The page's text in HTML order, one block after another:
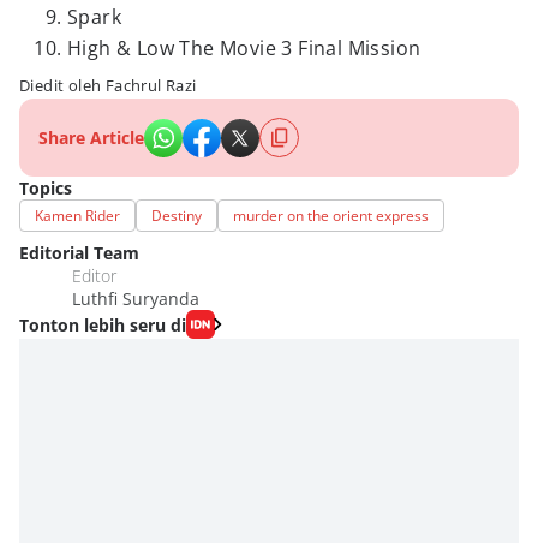
Spark
High & Low The Movie 3 Final Mission
Diedit oleh Fachrul Razi
Share Article
Topics
Kamen Rider Destiny murder on the orient express
Editorial Team
Editor
Luthfi Suryanda
Tonton lebih seru di